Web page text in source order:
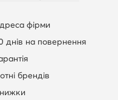
фірми
днів на повернення
брендів